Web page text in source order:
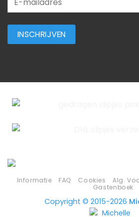
Informatie FAQ Cookies Alg.
Gastenboek
Copyright © 2015-2026